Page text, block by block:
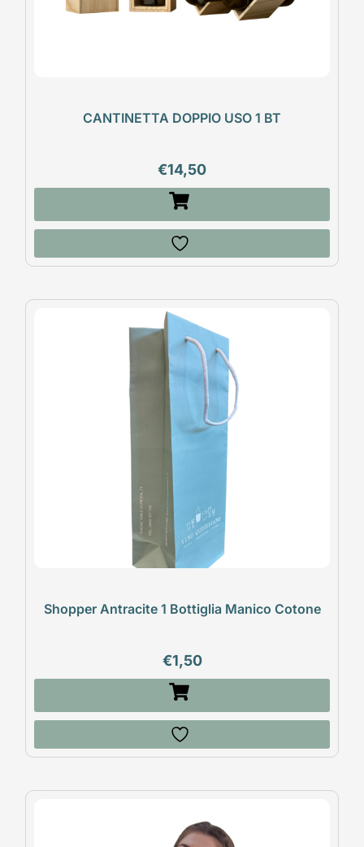
CANTINETTA DOPPIO USO 1 BT
€14,50
Shopper Antracite 1 Bottiglia Manico Cotone
€1,50